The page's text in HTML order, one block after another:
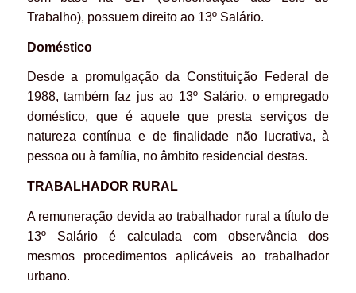
Trabalho), possuem direito ao 13º Salário.
Doméstico
Desde a promulgação da Constituição Federal de
1988, também faz jus ao 13º Salário, o empregado
doméstico, que é aquele que presta serviços de
natureza contínua e de finalidade não lucrativa, à
pessoa ou à família, no âmbito residencial destas.
TRABALHADOR RURAL
A remuneração devida ao trabalhador rural a título de
13º Salário é calculada com observância dos
mesmos procedimentos aplicáveis ao trabalhador
urbano.